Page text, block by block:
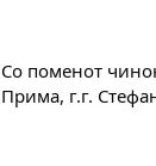
Со поменот
Прима, г.г.